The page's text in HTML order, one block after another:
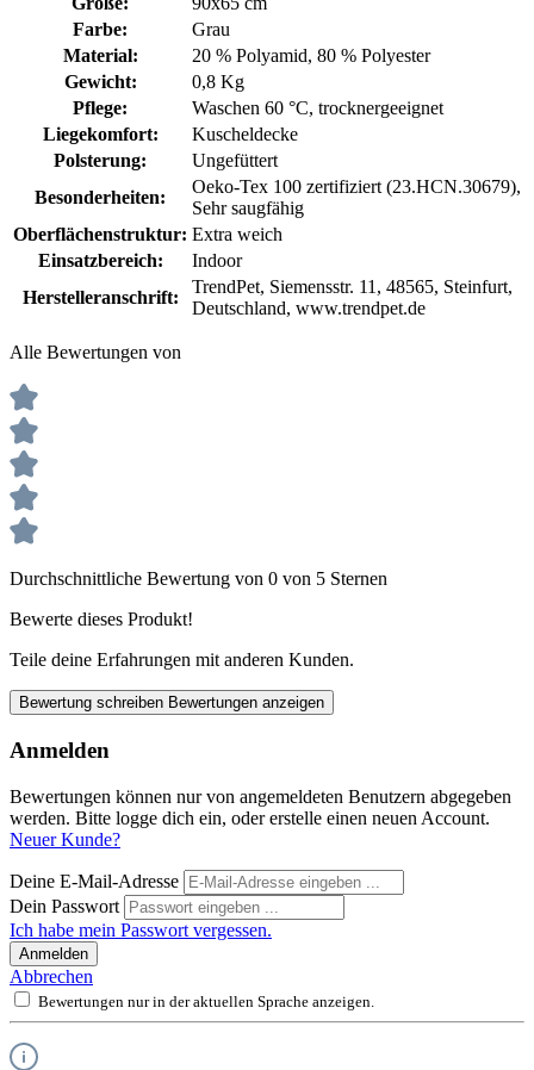
Farbe:
Grau
Material:
20 % Polyamid, 80 % Polyester
Gewicht:
0,8 Kg
Pflege:
Waschen 60 °C, trocknergeeignet
Liegekomfort:
Kuscheldecke
Polsterung:
Ungefüttert
Besonderheiten:
Oeko-Tex 100 zertifiziert (23.HCN.30679),
Sehr saugfähig
Oberflächenstruktur: Extra weich
Einsatzbereich:
Indoor
Herstelleranschrift:
TrendPet, Siemensstr. 11, 48565, Steinfurt,
Deutschland, www.trendpet.de
Alle Bewertungen von
Durchschnittliche Bewertung von 0 von 5 Sternen
Bewerte dieses Produkt!
Teile deine Erfahrungen mit anderen Kunden.
Bewertung schreiben Bewertungen anzeigen
Anmelden
Bewertungen können nur von angemeldeten Benutzern abgegeben
werden. Bitte logge dich ein, oder erstelle einen neuen Account.
Neuer Kunde?
Deine E-Mail-Adresse
Dein Passwort
Ich habe mein Passwort vergessen.
Anmelden
Abbrechen
Bewertungen nur in der aktuellen Sprache anzeigen.